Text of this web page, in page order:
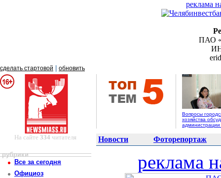
реклама
ПАО
сделать стартовой обновить
Вопросы
хозяйства
На сайте334 читателя Новости Фоторепортаж
рубрики
Все за сегодня
Официоз
реклама